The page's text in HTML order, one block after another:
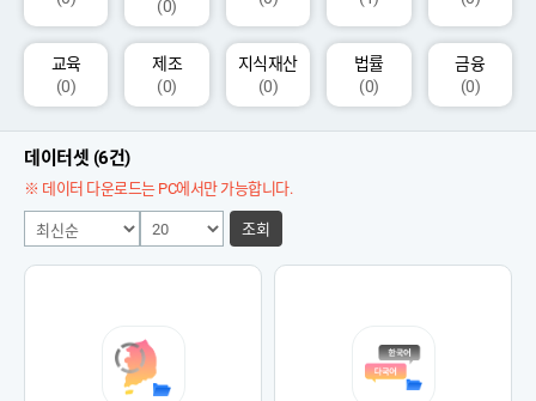
(0)
교육
(0)
제조
(0)
지식재산
(0)
법률
(0)
금융
(0)
데이터셋 (6건)
※ 데이터 다운로드는 PC에서만 가능합니다.
조회